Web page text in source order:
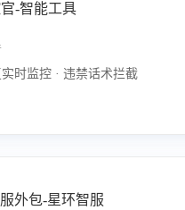
-智能工具
时监控 · 违禁话术拦截
外包-星环智服